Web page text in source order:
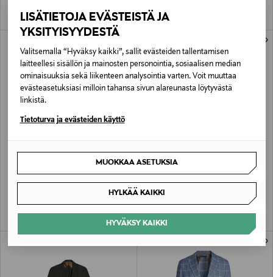
LISÄTIETOJA EVÄSTEISTÄ JA
YKSITYISYYDESTÄ
Valitsemalla “Hyväksy kaikki”, sallit evästeiden tallentamisen
laitteellesi sisällön ja mainosten personointia, sosiaalisen median
ominaisuuksia sekä liikenteen analysointia varten. Voit muuttaa
evästeasetuksiasi milloin tahansa sivun alareunasta löytyvästä
linkistä.
Tietoturva ja evästeiden käyttö
MUOKKAA ASETUKSIA
HYLKÄÄ KAIKKI
HYVÄKSY KAIKKI
Original Price
279,00 €
Discounted Price
281,00 € 469,00 €